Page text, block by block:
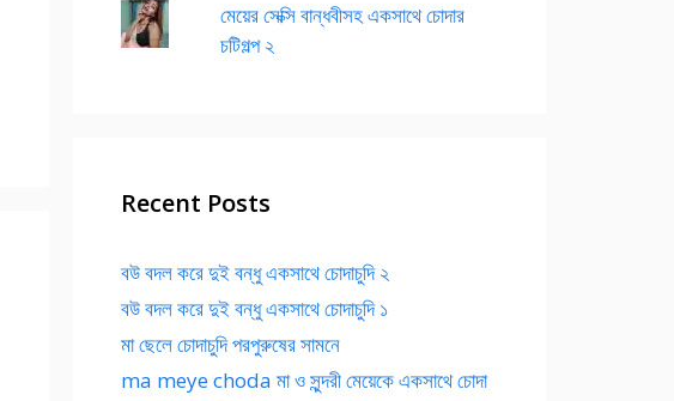
মেয়ের সেক্সি বান্ধবীসহ একসাথে চোদার
চটিগল্প ২
Recent Posts
বউ বদল করে দুই বন্ধু একসাথে চোদাচুদি ২
বউ বদল করে দুই বন্ধু একসাথে চোদাচুদি ১
মা ছেলে চোদাচুদি পরপুরুষের সামনে
ma meye choda মা ও সুন্দরী মেয়েকে একসাথে চোদা